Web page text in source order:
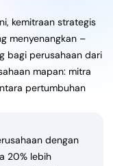
kemitraan strategis
menyenangkan –
bagi perusahaan dari
mapan: mitra
pertumbuhan
dengan
20% lebih